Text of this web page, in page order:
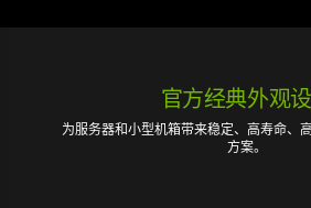
官方经典外观
为服务器和小型机箱带来稳定、高寿命、
方案。